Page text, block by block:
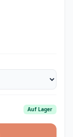
Auf Lager